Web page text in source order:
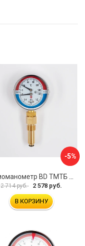
-5%
2 714 руб. 2 578 руб.
В КОРЗИНУ